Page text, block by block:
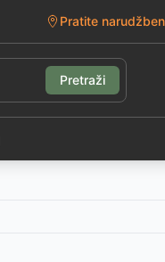
Pratite
Pretraži